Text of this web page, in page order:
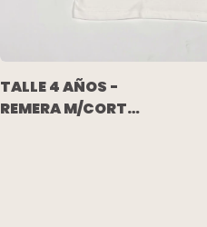
TALLE 4 AÑOS -
REMERA M/CORTA